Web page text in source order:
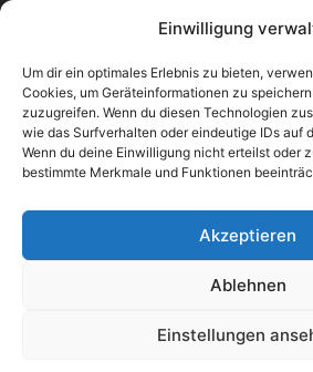
Einwilligung
Um dir ein optimales Erlebnis zu bieten,
Cookies, um Geräteinformationen zu
zuzugreifen. Wenn du diesen Technologien
wie das Surfverhalten oder eindeutige IDs auf
Wenn du deine Einwilligung nicht erteilst oder
bestimmte Merkmale und Funktionen
Akzeptieren
Ablehnen
Einstellungen
Datenschutzerklärung
Hilfe
Wann ist mein Foto online?
Kann ich meine Con bewerben?
Wo kann ich einen Fehler melden?
Könnt ihr bitte mein Foto löschen?